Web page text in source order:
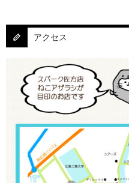
アクセス